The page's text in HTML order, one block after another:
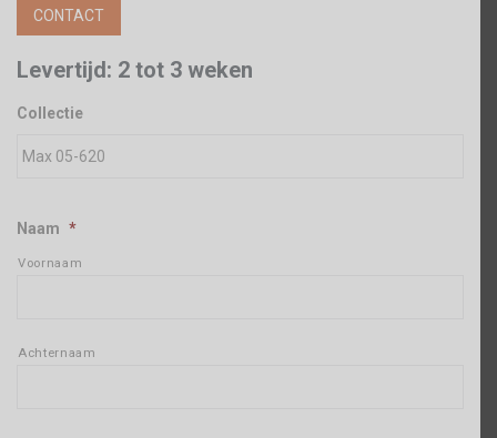
CONTACT
Levertijd: 2 tot 3 weken
Collectie
Naam *
Voornaam
Achternaam